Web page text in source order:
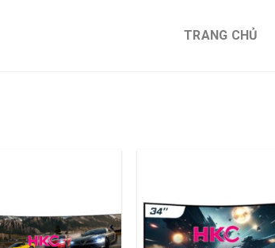
TRANG CHỦ